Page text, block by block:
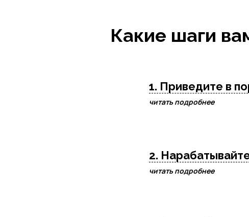
Какие шаги
1. Приведите в
читать подробнее
2.
читать подробнее